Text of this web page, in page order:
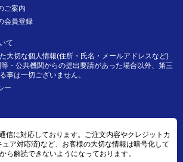
ご案内
会員登録
て
大切な個人情報(住所・氏名・メールアドレスなど)
・公共機関からの提出要請があった場合以外、第三
事は一切ございません。
ー
信に対応しております。ご注文内容やクレジットカ
ア対応済)など、お客様の大切な情報は暗号化して
ら解読できないようになっております。